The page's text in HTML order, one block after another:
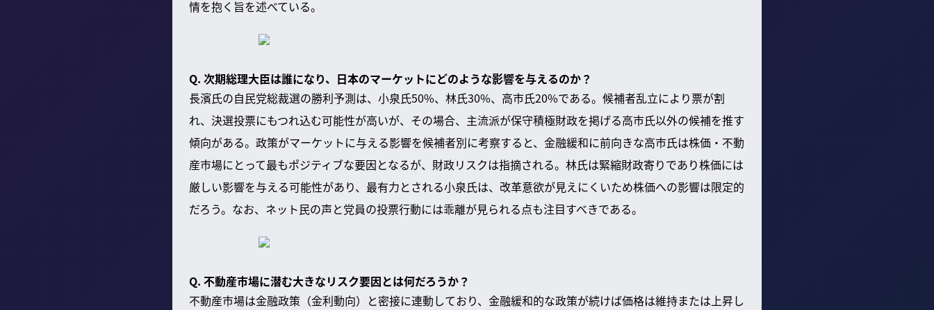
情を抱く旨を述べている。
Q. 次期総理大臣は誰になり、日本のマーケットにどのような影響を与えるのか？
長濱氏の自民党総裁選の勝利予測は、小泉氏50%、林氏30%、高市氏20%である。候補者乱立により票が割
れ、決選投票にもつれ込む可能性が高いが、その場合、主流派が保守積極財政を掲げる高市氏以外の候補を推す
傾向がある。政策がマーケットに与える影響を候補者別に考察すると、金融緩和に前向きな高市氏は株価・不動
産市場にとって最もポジティブな要因となるが、財政リスクは指摘される。林氏は緊縮財政寄りであり株価には
厳しい影響を与える可能性があり、最有力とされる小泉氏は、改革意欲が見えにくいため株価への影響は限定的
だろう。なお、ネット民の声と党員の投票行動には乖離が見られる点も注目すべきである。
Q. 不動産市場に潜む大きなリスク要因とは何だろうか？
不動産市場は金融政策（金利動向）と密接に連動しており、金融緩和的な政策が続けば価格は維持または上昇し